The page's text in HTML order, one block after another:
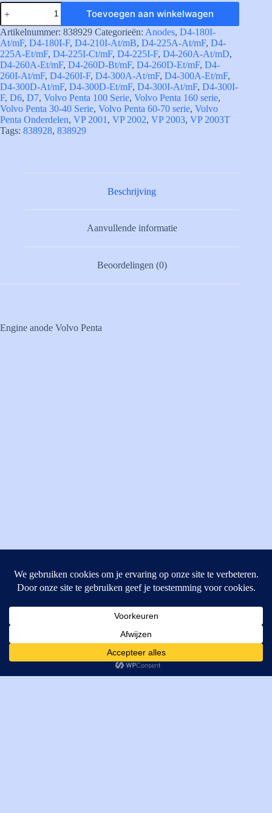
838929
Koeler
Anode
Volvo
Penta
aantal
Toevoegen aan winkelwagen
Artikelnummer: 838929 Categorieën: Anodes, D4-180I-
At/mF, D4-180I-F, D4-210I-At/mB, D4-225A-At/mF, D4-
225A-Et/mF, D4-225I-Ct/mF, D4-225I-F, D4-260A-At/mD,
D4-260A-Et/mF, D4-260D-Bt/mF, D4-260D-Et/mF, D4-
260I-At/mF, D4-260I-F, D4-300A-At/mF, D4-300A-Et/mF,
D4-300D-At/mF, D4-300D-Et/mF, D4-300I-At/mF, D4-300I-
F, D6, D7, Volvo Penta 100 Serie, Volvo Penta 160 serie,
Volvo Penta 30-40 Serie, Volvo Penta 60-70 serie, Volvo
Penta Onderdelen, VP 2001 , VP 2002, VP 2003, VP 2003T
Tags: 838928, 838929
Beschrijving
Aanvullende informatie
Beoordelingen (0)
Engine anode Volvo Penta
4462GE, Goes
T: +31 (0) 111-484438
M:parts@mitechniek.nl
VAT: NL862802295B01
Cookies helpen ons bij het leveren van onze diensten. Door
gebruik te maken van onze diensten, gaat u akkoord met ons
gebruik van cookies.